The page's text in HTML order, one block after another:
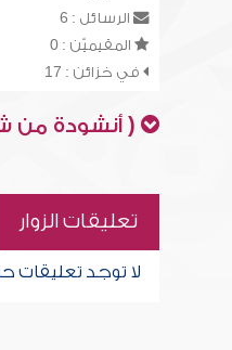
الرسائل : 6
المقيميّن : 0
في خزائن : 17
( أنشودة من
تعليقات الزوار
لا توجد تعليقات